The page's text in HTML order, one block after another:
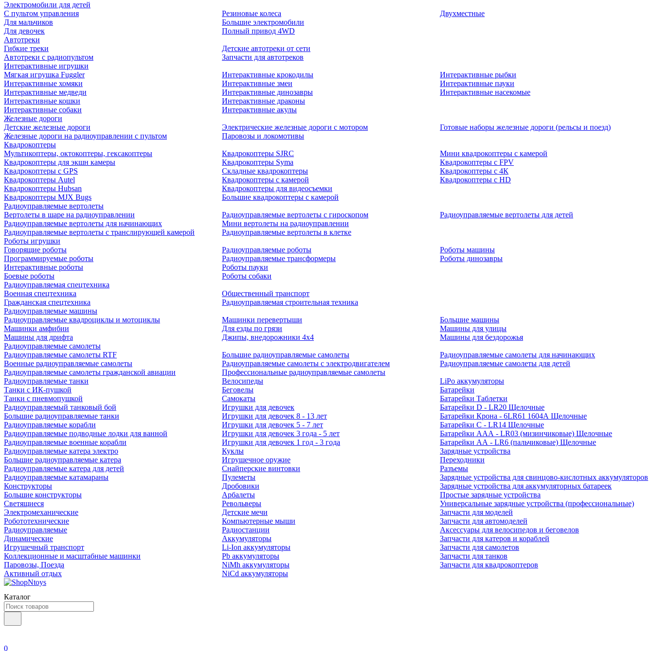
Электромобили для детей
С пультом управления
Для мальчиков
Для девочек
Резиновые колеса
Большие электромобили
Полный привод 4WD
Двухместные
Автотреки
Гибкие треки
Автотреки с радиопультом
Детские автотреки от сети
Запчасти для автотреков
Интерактивные игрушки
Мягкая игрушка Fuggler
Интерактивные хомяки
Интерактивные медведи
Интерактивные кошки
Интерактивные собаки
Интерактивные крокодилы
Интерактивные змеи
Интерактивные динозавры
Интерактивные драконы
Интерактивные акулы
Интерактивные рыбки
Интерактивные пауки
Интерактивные насекомые
Железные дороги
Детские железные дороги
Железные дороги на радиоуправлении с пультом
Электрические железные дороги с мотором
Паровозы и локомотивы
Готовые наборы железные дороги (рельсы и поезд)
Квадрокоптеры
Мультикоптеры, октокоптеры, гексакоптеры
Квадрокоптеры для экшн камеры
Квадрокоптеры с GPS
Квадрокоптеры Autel
Квадрокоптеры Hubsan
Квадрокоптеры MJX Bugs
Квадрокоптеры SJRC
Квадрокоптеры Syma
Складные квадрокоптеры
Квадрокоптеры с камерой
Квадрокоптеры для видеосъемки
Большие квадрокоптеры с камерой
Мини квадрокоптеры с камерой
Квадрокоптеры с FPV
Квадрокоптеры с 4К
Квадрокоптеры с HD
Радиоуправляемые вертолеты
Вертолеты в шаре на радиоуправлении
Радиоуправляемые вертолеты для начинающих
Радиоуправляемые вертолеты с транслирующей камерой
Радиоуправляемые вертолеты с гироскопом
Мини вертолеты на радиоуправлении
Радиоуправляемые вертолеты в клетке
Радиоуправляемые вертолеты для детей
Роботы игрушки
Говорящие роботы
Программируемые роботы
Интерактивные роботы
Боевые роботы
Радиоуправляемые роботы
Радиоуправляемые трансформеры
Роботы пауки
Роботы собаки
Роботы машины
Роботы динозавры
Радиоуправляемая спецтехника
Военная спецтехника
Гражданская спецтехника
Общественный транспорт
Радиоуправляемая строительная техника
Радиоуправляемые машины
Радиоуправляемые квадроциклы и мотоциклы
Машинки амфибии
Машины для дрифта
Машинки перевертыши
Для езды по грязи
Джипы, внедорожники 4x4
Большие машины
Машины для улицы
Машины для бездорожья
Радиоуправляемые самолеты
Радиоуправляемые самолеты RTF
Военные радиоуправляемые самолеты
Радиоуправляемые самолеты гражданской авиации
Большие радиоуправляемые самолеты
Радиоуправляемые самолеты с электродвигателем
Профессиональные радиоуправляемые самолеты
Радиоуправляемые самолеты для начинающих
Радиоуправляемые самолеты для детей
Радиоуправляемые танки
Танки с ИК-пушкой
Танки с пневмопушкой
Радиоуправляемый танковый бой
Большие радиоуправляемые танки
Радиоуправляемые корабли
Радиоуправляемые подводные лодки для ванной
Радиоуправляемые военные корабли
Радиоуправляемые катера электро
Большие радиоуправляемые катера
Радиоуправляемые катера для детей
Радиоуправляемые катамараны
Конструкторы
Большие конструкторы
Светящиеся
Электромеханические
Робототехнические
Радиоуправляемые
Динамические
Игрушечный транспорт
Коллекционные и масштабные машинки
Паровозы, Поезда
Активный отдых
Велосипеды
Беговелы
Самокаты
Игрушки для девочек
Игрушки для девочек 8 - 13 лет
Игрушки для девочек 5 - 7 лет
Игрушки для девочек 3 года - 5 лет
Игрушки для девочек 1 год - 3 года
Куклы
Игрушечное оружие
Снайперские винтовки
Пулеметы
Дробовики
Арбалеты
Револьверы
Детские мечи
Компьютерные мыши
Радиостанции
Аккумуляторы
Li-Ion аккумуляторы
Pb аккумуляторы
NiMh аккумуляторы
NiCd аккумуляторы
LiPo аккумуляторы
Батарейки
Батарейки Таблетки
Батарейки D - LR20 Щелочные
Батарейки Крона - 6LR61 1604A Щелочные
Батарейки C - LR14 Щелочные
Батарейки AAA - LR03 (мизинчиковые) Щелочные
Батарейки AA - LR6 (пальчиковые) Щелочные
Зарядные устройства
Переходники
Разъемы
Зарядные устройства для свинцово-кислотных аккумуляторов
Зарядные устройства для аккумуляторных батареек
Простые зарядные устройства
Универсальные зарядные устройства (профессиональные)
Запчасти для моделей
Запчасти для автомоделей
Аксессуары для велосипедов и беговелов
Запчасти для катеров и кораблей
Запчасти для самолетов
Запчасти для танков
Запчасти для квадрокоптеров
Каталог
0